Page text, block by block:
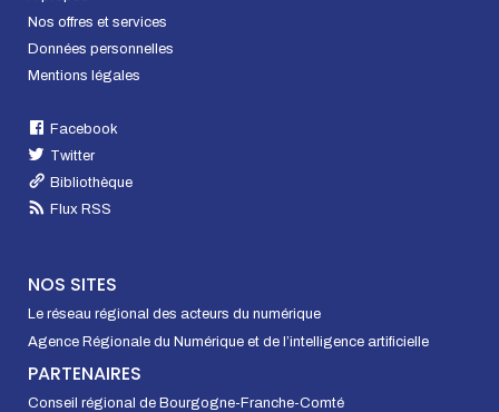
Nos offres et services
Données personnelles
Mentions légales
Facebook
Twitter
Bibliothèque
Flux RSS
NOS SITES
Le réseau régional des acteurs du numérique
Agence Régionale du Numérique et de l’intelligence artificielle
PARTENAIRES
Conseil régional de Bourgogne-Franche-Comté